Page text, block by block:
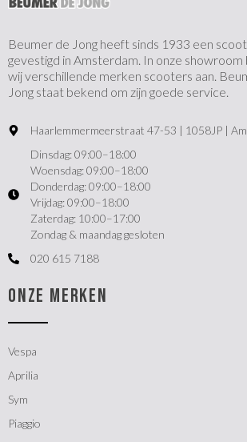
Beumer de Jong heeft sinds 1933 een
gevestigd in Amsterdam. In onze showroom
wij verschillende merken scooters aan.
Jong staat bekend om zijn goede service.
Haarlemmermeerstraat 47-53 | 1058JP |
Dinsdag: 09:00–18:00
Woensdag: 09:00–18:00
Donderdag: 09:00–18:00
Vrijdag: 09:00–18:00
Zaterdag: 10:00–17:00
Zondag & maandag gesloten
020 615 7188
ONZE MERKEN
Vespa
Aprilia
Sym
Piaggio